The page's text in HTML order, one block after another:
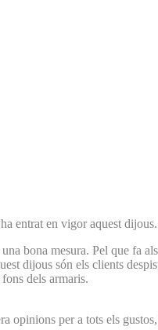
entrat en vigor aquest dijous.
bona mesura. Pel que fa
dijous són els clients
dels armaris.
per a tots els